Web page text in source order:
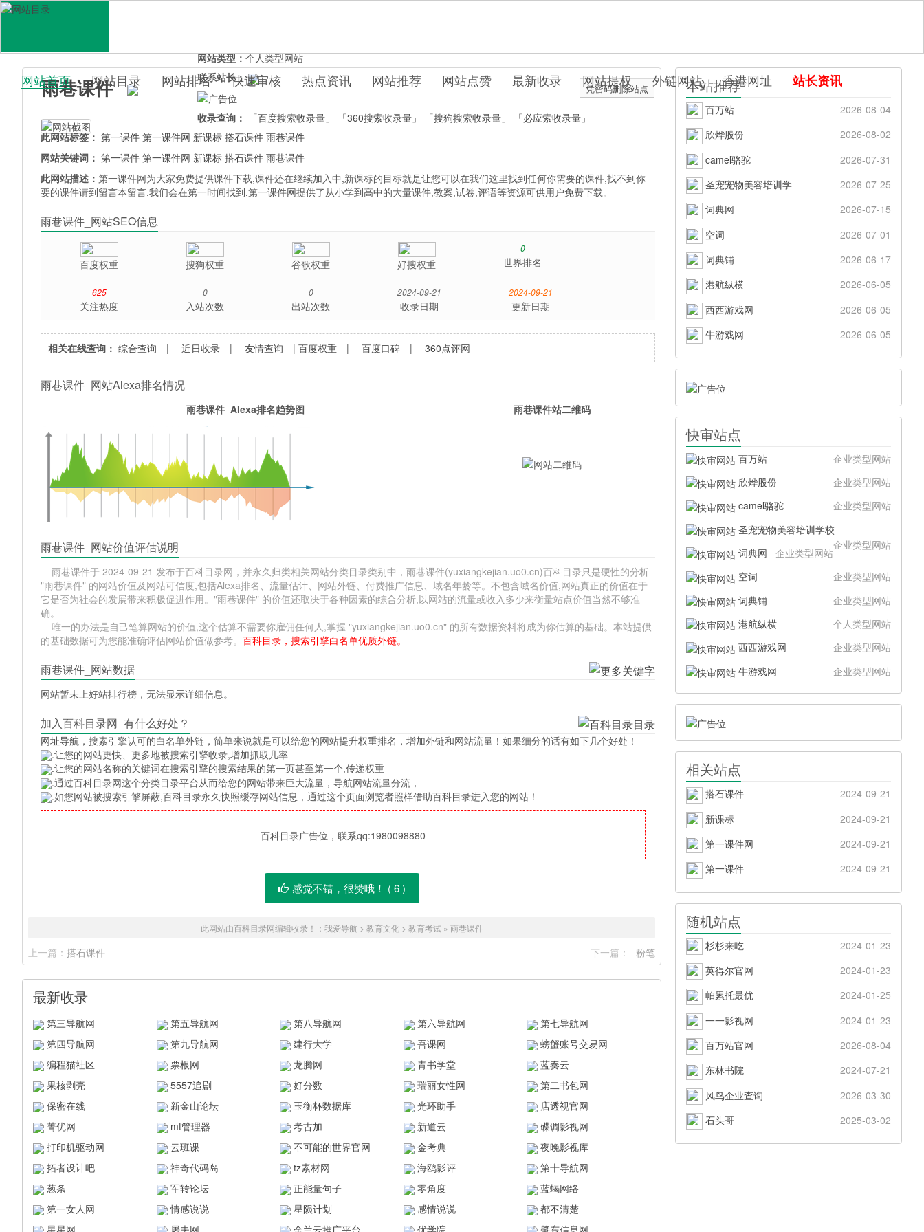
百科目录
网站首页 网站目录 网站排名 快速审核 热点资讯 网站推荐 网站点赞 最新收录 网站提权 外链网站 香港网址 站长资讯
雨巷课件 凭密码删除站点
网站类型：个人类型网站
联系站长：
收录查询： 「百度搜索收录量」 「360搜索收录量」 「搜狗搜索收录量」
「必应索收录量」
此网站标签： 第一课件 第一课件网 新课标 搭石课件 雨巷课件
网站关键词： 第一课件 第一课件网 新课标 搭石课件 雨巷课件
此网站描述：第一课件网为大家免费提供课件下载,课件还在继续加入中,新课标的目标就是让您可以在我们这里找到任何你需要的课件,找不到你
要的课件请到留言本留言,我们会在第一时间找到,第一课件网提供了从小学到高中的大量课件,教案,试卷,评语等资源可供用户免费下载。
雨巷课件_网站SEO信息
百度权重 搜狗权重 谷歌权重 好搜权重
0
世界排名
625
关注热度
0
入站次数
0
出站次数
2024-09-21
收录日期
2024-09-21
更新日期
相关在线查询： 综合查询 |近日收录 |友情查询 |百度权重 |百度口碑 |360点评网
雨巷课件_网站Alexa排名情况
雨巷课件_Alexa排名趋势图 雨巷课件站二维码
雨巷课件_网站价值评估说明
雨巷课件于 2024-09-21 发布于百科目录网，并永久归类相关网站分类目录类别中，雨巷课件(yuxiangkejian.uo0.cn)百科目录只是硬性的分析
"雨巷课件" 的网站价值及网站可信度,包括Alexa排名、流量估计、网站外链、付费推广信息、域名年龄等。不包含域名价值,网站真正的价值在于
它是否为社会的发展带来积极促进作用。"雨巷课件" 的价值还取决于各种因素的综合分析,以网站的流量或收入多少来衡量站点价值当然不够准
确。
唯一的办法是自己笔算网站的价值,这个估算不需要你雇佣任何人,掌握 "yuxiangkejian.uo0.cn" 的所有数据资料将成为你估算的基础。本站提供
的基础数据可为您能准确评估网站价值做参考。百科目录，搜索引擎白名单优质外链。
雨巷课件_网站数据
网站暂未上好站排行榜，无法显示详细信息。
加入百科目录网_有什么好处？
网址导航 ，搜素引擎认可的白名单外链，简单来说就是可以给您的网站提升权重排名，增加外链和网站流量！如果细分的话有如下几个好处！
.让您的网站更快、更多地被搜索引擎收录,增加抓取几率
.让您的网站名称的关键词在搜索引擎的搜索结果的第一页甚至第一个,传递权重
.通过百科目录网这个分类目录平台从而给您的网站带来巨大流量，导航网站流量分流，
.如您网站被搜索引擎屏蔽,百科目录永久快照缓存网站信息，通过这个页面浏览者照样借助百科目录进入您的网站！
百科目录广告位，联系qq:1980098880
感觉不错，很赞哦！ ( 6)
此网站由百科目录网编辑收录！： 我爱导航 > 教育文化> 教育考试 » 雨巷课件
上一篇： 搭石课件 下一篇： 粉笔
最新收录
第三导航网 第五导航网 第八导航网 第六导航网
第七导航网
第四导航网
第九导航网 建行大学 吾课网
螃蟹账号交易网
编程猫社区
票根网 龙腾网 青书学堂
蓝奏云
果核剥壳
5557追剧 好分数 瑞丽女性网
第二书包网
保密在线
新金山论坛 玉衡杯数据库 光环助手
店透视官网
菁优网
mt管理器 考古加 新道云
碟调影视网
打印机驱动网
云班课 不可能的世界官网 金考典
夜晚影视库
拓者设计吧
神奇代码岛 tz素材网 海鸥影评
第十导航网
葱条
军转论坛 正能量句子 零角度
蓝蝎网络
第一女人网
情感说说 星陨计划 感情说说
都不清楚
本站推荐
百万站
2026-08-04
欣烨股份
2026-08-02
camel骆驼
2026-07-31
圣宠宠物美容培训学
2026-07-25
词典网
2026-07-15
空词
2026-07-01
词典铺
2026-06-17
港航纵横
2026-06-05
西西游戏网
2026-06-05
牛游戏网
2026-06-05
快审站点
百万站
企业类型网站
欣烨股份
企业类型网站
camel骆驼
企业类型网站
圣宠宠物美容培训学校
企业类型网站
词典网
企业类型网站
空词
企业类型网站
词典铺
企业类型网站
港航纵横
个人类型网站
西西游戏网
企业类型网站
牛游戏网
企业类型网站
相关站点
搭石课件
2024-09-21
新课标
2024-09-21
第一课件网
2024-09-21
第一课件
2024-09-21
随机站点
杉杉来吃
2024-01-23
英得尔官网
2024-01-23
帕累托最优
2024-01-25
一一影视网
2024-01-23
百万站官网
2026-08-04
东林书院
2024-07-21
风鸟企业查询
2026-03-30
石头哥
2025-03-02